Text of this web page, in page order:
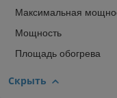
Максимальная
Мощность
Площадь обогрева
Скрыть